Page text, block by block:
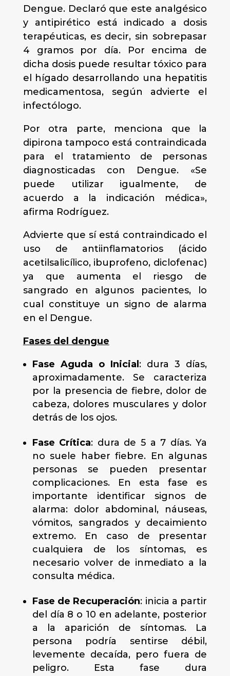
Dengue. Declaró que este analgésico
y antipirético está indicado a dosis
terapéuticas, es decir, sin sobrepasar
4 gramos por día. Por encima de
dicha dosis puede resultar tóxico para
el hígado desarrollando una hepatitis
medicamentosa, según advierte el
infectólogo.
Por otra parte, menciona que la
dipirona tampoco está contraindicada
para el tratamiento de personas
diagnosticadas con Dengue. «Se
puede utilizar igualmente, de
acuerdo a la indicación médica»,
afirma Rodríguez.
Advierte que sí está contraindicado el
uso de antiinflamatorios (ácido
acetilsalicílico, ibuprofeno, diclofenac)
ya que aumenta el riesgo de
sangrado en algunos pacientes, lo
cual constituye un signo de alarma
en el Dengue.
Fases del dengue
Fase Aguda o Inicial : dura 3 días,
aproximadamente. Se caracteriza
por la presencia de fiebre, dolor de
cabeza, dolores musculares y dolor
detrás de los ojos.
Fase Crítica: dura de 5 a 7 días. Ya
no suele haber fiebre. En algunas
personas se pueden presentar
complicaciones. En esta fase es
importante identificar signos de
alarma: dolor abdominal, náuseas,
vómitos, sangrados y decaimiento
extremo. En caso de presentar
cualquiera de los síntomas, es
necesario volver de inmediato a la
consulta médica.
Fase de Recuperación: inicia a partir
del día 8 o 10 en adelante, posterior
a la aparición de síntomas. La
persona podría sentirse débil,
levemente decaída, pero fuera de
peligro. Esta fase dura